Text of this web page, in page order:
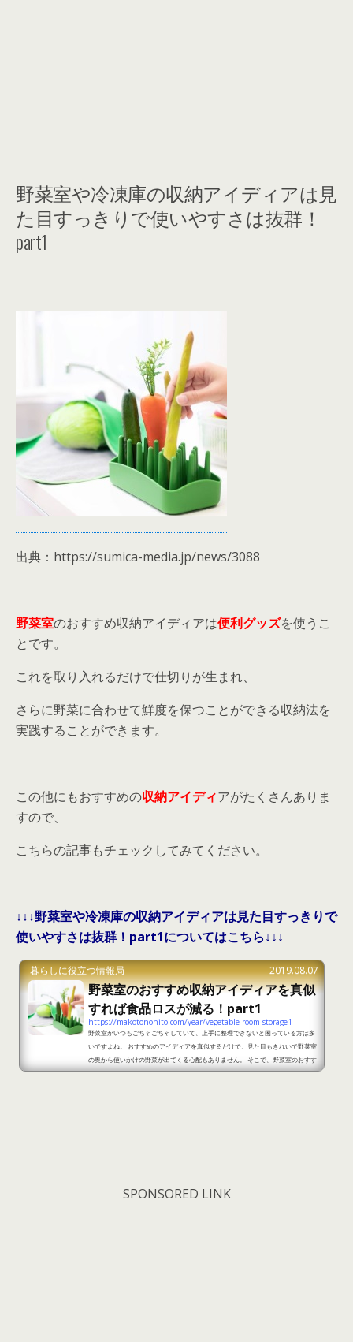
野菜室や冷凍庫の収納アイディアは見
た目すっきりで使いやすさは抜群！
part1
出典：https://sumica-media.jp/news/3088
野菜室のおすすめ収納アイディアは便利グッズを使うこ
とです。
これを取り入れるだけで仕切りが生まれ、
さらに野菜に合わせて鮮度を保つことができる収納法を
実践することができます。
この他にもおすすめの収納アイディアがたくさんありま
すので、
こちらの記事もチェックしてみてください。
↓↓↓野菜室や冷凍庫の収納アイディアは見た目すっきりで
使いやすさは抜群！part1についてはこちら↓↓↓
暮らしに役立つ情報局 2019.08.07
野菜室のおすすめ収納アイディアを真似
すれば食品ロスが減る！part1
https://makotonohito.com/year/vegetable-room-storage1
野菜室がいつもごちゃごちゃしていて、上手に整理できないと困っている方は多
いですよね。 おすすめのアイディアを真似するだけで、見た目もきれいで野菜室
の奥から使いかけの野菜が出てくる心配もありません。 そこで、野菜室のおすす
め収納アイディアをご紹介しますので、参考にしてみてください。 野菜室のおす
SPONSORED LINK